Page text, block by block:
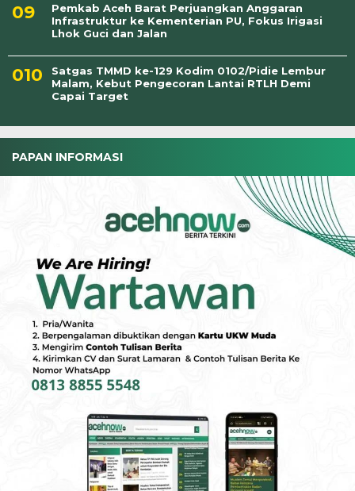
Pemkab Aceh Barat Perjuangkan Anggaran
Infrastruktur ke Kementerian PU, Fokus Irigasi
Lhok Guci dan Jalan
Satgas TMMD ke-129 Kodim 0102/Pidie Lembur
Malam, Kebut Pengecoran Lantai RTLH Demi
Capai Target
PAPAN INFORMASI